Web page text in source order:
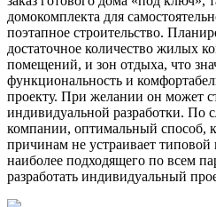
домокомплекта для
поэтапное строительство.
достаточное количество жилых
помещений, и зон отдыха, что
функциональность и
проекту. При желании он может
индивидуальной разработки. По
компании, оптимальный способ,
причинам не устраивает типовой
наиболее подходящего по всем
разработать индивидуальный